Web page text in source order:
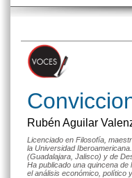
Rubén Aguilar
Licenciado en Filosofía,
la Universidad
(Guadalajara, Jalisco) y de
Ha publicado una quincena
el análisis económico, político